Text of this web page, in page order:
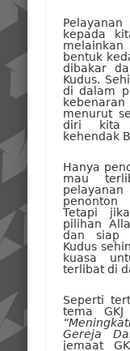
kepada
melainkan
bentuk
dibakar
Kudus.
di dalam
menurut
diri kita
kehendak
Hanya
mau
Tetapi
pilihan
dan siap
Kudus
kuasa
terlibat di
Seperti
tema
Gereja
jemaat